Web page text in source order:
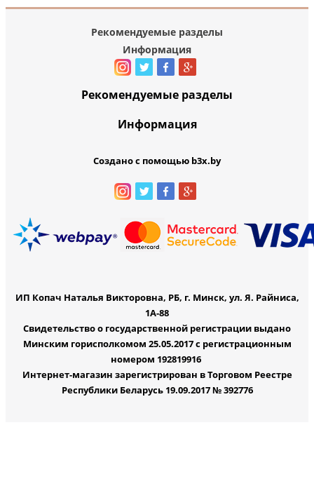
Рекомендуемые разделы
Информация
Рекомендуемые разделы
Информация
Создано с помощью b3x.by
ИП Копач Наталья Викторовна, РБ, г. Минск, ул. Я. Райниса,
1А-88
Свидетельство о государственной регистрации выдано
Минским горисполкомом 25.05.2017 с регистрационным
номером 192819916
Интернет-магазин зарегистрирован в Торговом Реестре
Республики Беларусь 19.09.2017 № 392776